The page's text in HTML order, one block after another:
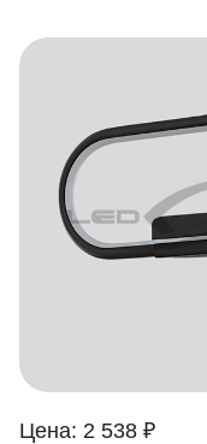
Цена: 2 538 ₽